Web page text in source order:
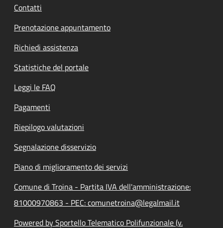
Contatti
Prenotazione appuntamento
Richiedi assistenza
Statistiche del portale
Leggi le FAQ
Pagamenti
Riepilogo valutazioni
Segnalazione disservizio
Piano di miglioramento dei servizi
Comune di Troina - Partita IVA dell'amministrazione:
81000970863 - PEC: comunetroina@legalmail.it
Powered by Sportello Telematico Polifunzionale (v.